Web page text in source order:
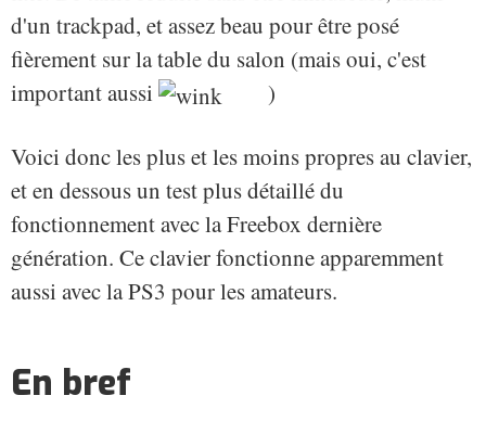
d'un trackpad, et assez beau pour être posé
fièrement sur la table du salon (mais oui, c'est
important aussi
)
Voici donc les plus et les moins propres au clavier,
et en dessous un test plus détaillé du
fonctionnement avec la Freebox dernière
génération. Ce clavier fonctionne apparemment
aussi avec la PS3 pour les amateurs.
En bref